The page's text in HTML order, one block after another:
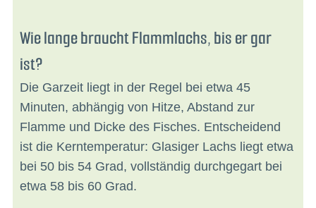
Wie lange braucht Flammlachs, bis er gar
ist?
Die Garzeit liegt in der Regel bei etwa 45
Minuten, abhängig von Hitze, Abstand zur
Flamme und Dicke des Fisches. Entscheidend
ist die Kerntemperatur: Glasiger Lachs liegt etwa
bei 50 bis 54 Grad, vollständig durchgegart bei
etwa 58 bis 60 Grad.